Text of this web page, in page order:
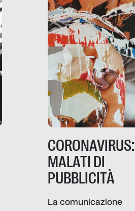
CORONAVIRUS:
MALATI DI
PUBBLICITÀ
La comunicazione